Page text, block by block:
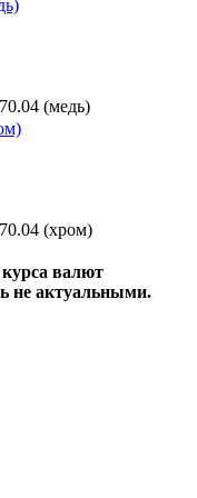
(медь)
(хром)
валют
не актуальными.